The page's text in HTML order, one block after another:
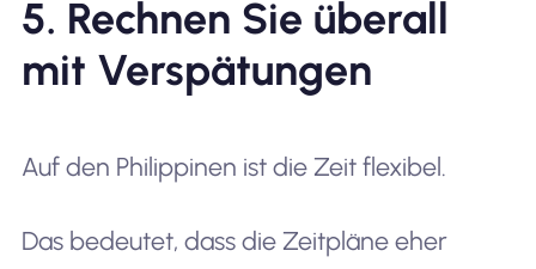
5. Rechnen Sie überall
mit Verspätungen
Auf den Philippinen ist die Zeit flexibel.
Das bedeutet, dass die Zeitpläne eher